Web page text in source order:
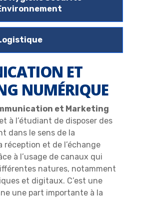
ET
NUMÉRIQUE
et Marketing
à l’étudiant de disposer des
dans le sens de la
réception et de l’échange
à l’usage de canaux qui
natures, notamment
et digitaux. C’est une
une part importante à la